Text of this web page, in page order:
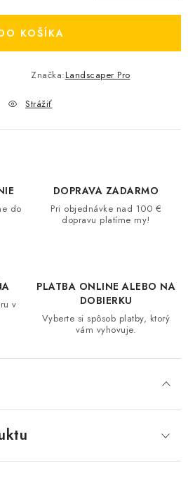
KOŠÍKA
Značka:Landscaper Pro
Strážiť
do
DOPRAVA ZADARMO
Pri objednávke nad 100 €
dopravu platíme my!
v
PLATBA ONLINE ALEBO NA
DOBIERKU
Vyberte si spôsob platby, ktorý
vám vyhovuje.